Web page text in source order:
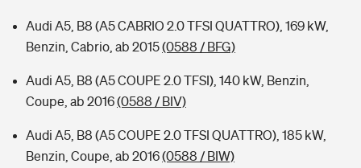
Audi A5, B8 (A5 CABRIO 2.0 TFSI QUATTRO), 169 kW,
Benzin, Cabrio, ab 2015(0588 / BFG)
Audi A5, B8 (A5 COUPE 2.0 TFSI), 140 kW, Benzin,
Coupe, ab 2016(0588 / BIV)
Audi A5, B8 (A5 COUPE 2.0 TFSI QUATTRO), 185 kW,
Benzin, Coupe, ab 2016(0588 / BIW)